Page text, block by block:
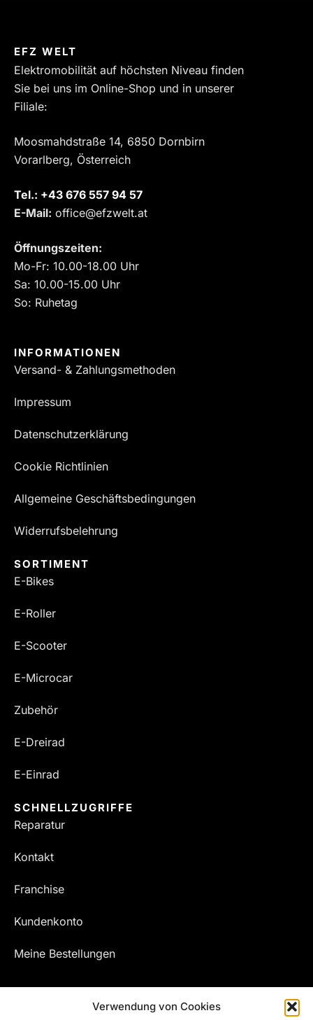
Verwendung von Cookies
EFZ WELT
Elektromobilität auf höchsten Niveau finden
Sie bei uns im Online-Shop und in unserer
Filiale:
Moosmahdstraße 14, 6850 Dornbirn
Vorarlberg, Österreich
Tel.: ‎+43 676 557 94 57
E-Mail: office@efzwelt.at
Öffnungszeiten:
Mo-Fr: 10.00-18.00 Uhr
Sa: 10.00-15.00 Uhr
So: Ruhetag
INFORMATIONEN
Versand- & Zahlungsmethoden
Impressum
Datenschutzerklärung
Cookie Richtlinien
Allgemeine Geschäftsbedingungen
Widerrufsbelehrung
SORTIMENT
E-Bikes
E-Roller
E-Scooter
E-Microcar
Zubehör
E-Dreirad
E-Einrad
SCHNELLZUGRIFFE
Reparatur
Kontakt
Franchise
Kundenkonto
Meine Bestellungen